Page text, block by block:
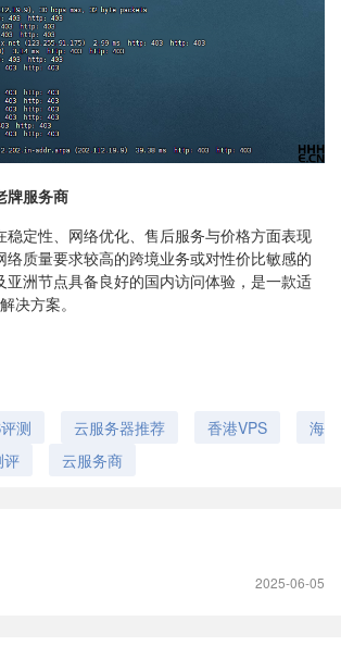
牌服务商
稳定性、网络优化、售后服务与价格方面表现
络质量要求较高的跨境业务或对性价比敏感的
亚洲节点具备良好的国内访问体验，是一款适
决方案。
测 云服务器推荐 香港VPS
海
评 云服务商
2025-06-05